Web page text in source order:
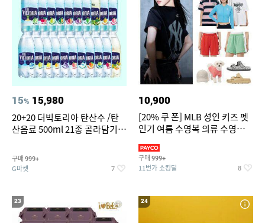
15% 15,980
20+20 더빅토리아 탄산수 /탄
산음료 500ml 21종 골라담기
구매 999+
G마켓 7
10,900
[20% 쿠 폰] MLB 성인 키즈 펫
인기 여름 수영복 의류 수영복
구매 999+
11번가 쇼킹딜 8
23 24